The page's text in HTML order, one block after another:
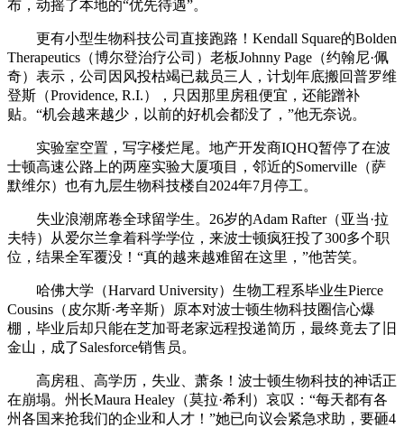
布，动摇了本地的“优先待遇”。
更有小型生物科技公司直接跑路！Kendall Square的Bolden
Therapeutics（博尔登治疗公司）老板Johnny Page（约翰尼·佩
奇）表示，公司因风投枯竭已裁员三人，计划年底搬回普罗维
登斯（Providence, R.I.），只因那里房租便宜，还能蹭补
贴。“机会越来越少，以前的好机会都没了，”他无奈说。
实验室空置，写字楼烂尾。地产开发商IQHQ暂停了在波
士顿高速公路上的两座实验大厦项目，邻近的Somerville（萨
默维尔）也有九层生物科技楼自2024年7月停工。
失业浪潮席卷全球留学生。26岁的Adam Rafter（亚当·拉
夫特）从爱尔兰拿着科学学位，来波士顿疯狂投了300多个职
位，结果全军覆没！“真的越来越难留在这里，”他苦笑。
哈佛大学（Harvard University）生物工程系毕业生Pierce
Cousins（皮尔斯·考辛斯）原本对波士顿生物科技圈信心爆
棚，毕业后却只能在芝加哥老家远程投递简历，最终竟去了旧
金山，成了Salesforce销售员。
高房租、高学历，失业、萧条！波士顿生物科技的神话正
在崩塌。州长Maura Healey（莫拉·希利）哀叹：“每天都有各
州各国来抢我们的企业和人才！”她已向议会紧急求助，要砸4